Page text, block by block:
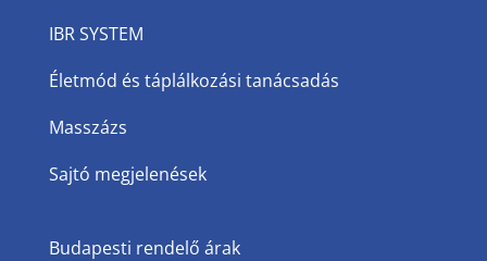
IBR SYSTEM
Életmód és táplálkozási tanácsadás
Masszázs
Sajtó megjelenések
Budapesti rendelő árak